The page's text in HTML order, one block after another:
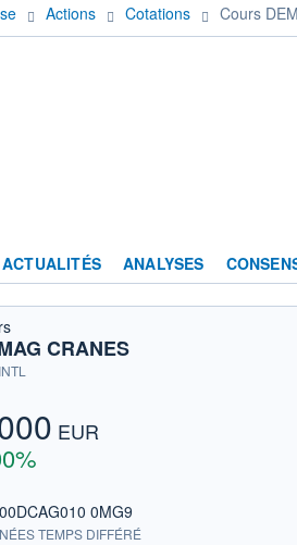
Actions Cotations Cours
ACTUALITÉS ANALYSES
CRANES
EUR
0MG9
TEMPS DIFFÉRÉ